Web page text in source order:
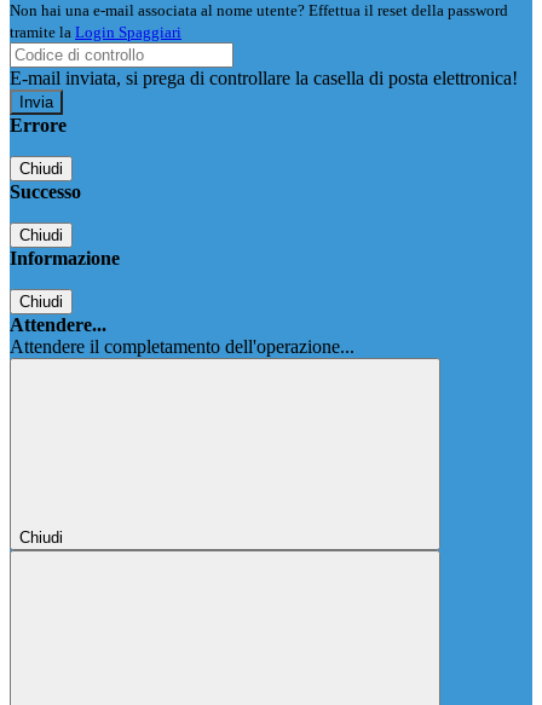
Non hai una e-mail associata al nome utente? Effettua il reset della password
tramite la Login Spaggiari
E-mail inviata, si prega di controllare la casella di posta elettronica!
Errore
Chiudi
Successo
Chiudi
Informazione
Chiudi
Attendere...
Attendere il completamento dell'operazione...
Chiudi